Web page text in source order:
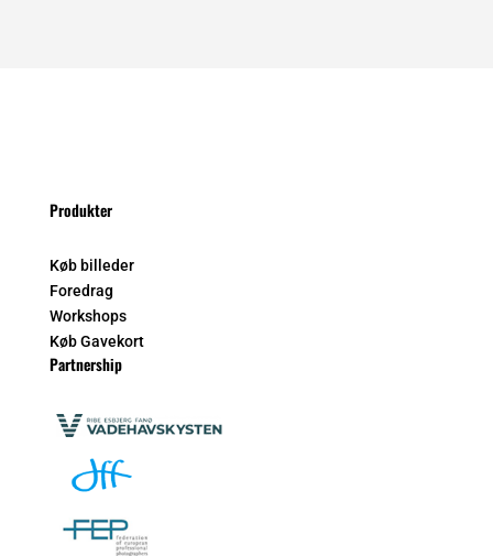
Produkter
Køb billeder
Foredrag
Workshops
Køb Gavekort
Partnership